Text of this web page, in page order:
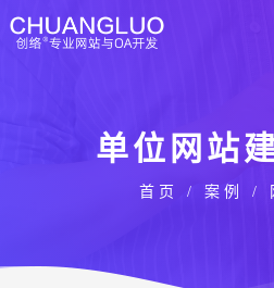
单位网站
首页 / 案例 /